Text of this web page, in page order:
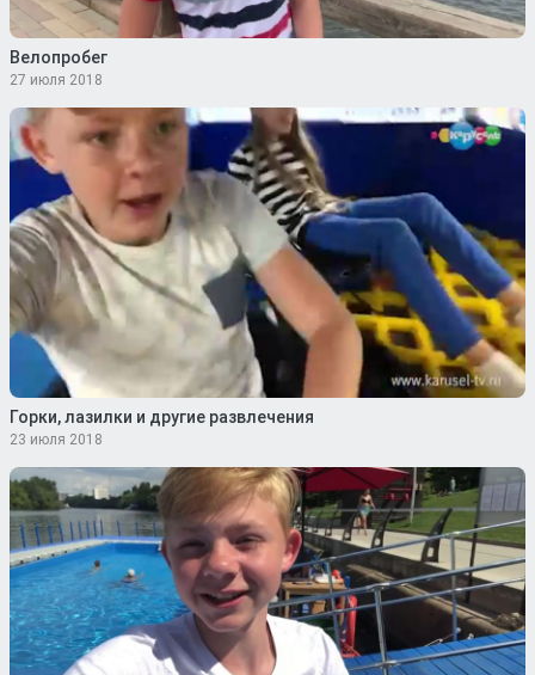
Велопробег
27 июля 2018
Горки, лазилки и другие развлечения
23 июля 2018